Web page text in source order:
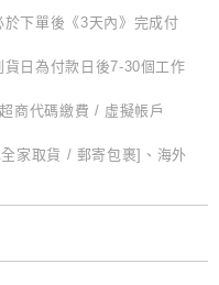
下單後《3天內》完成付
日為付款日後7-30個工作
商代碼繳費 / 虛擬帳戶
家取貨 / 郵寄包裹]、海外